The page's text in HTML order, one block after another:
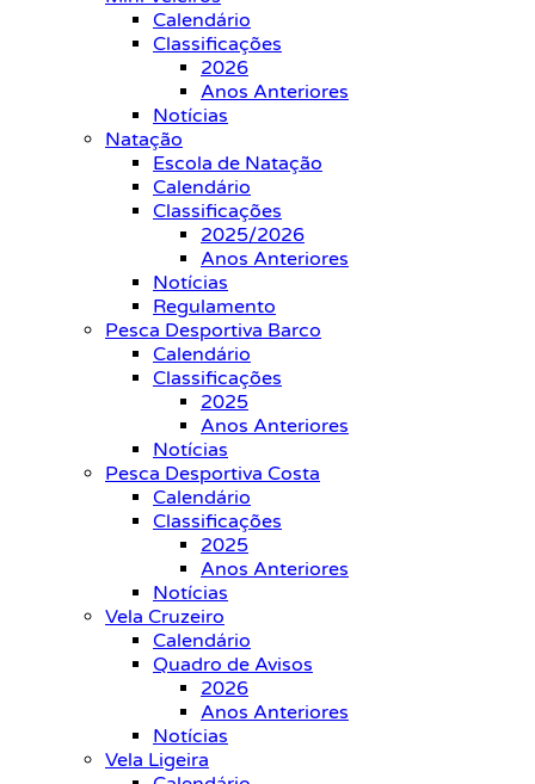
Calendário
Classificações
2026
Anos Anteriores
Notícias
Natação
Escola de Natação
Calendário
Classificações
2025/2026
Anos Anteriores
Notícias
Regulamento
Pesca Desportiva Barco
Calendário
Classificações
2025
Anos Anteriores
Notícias
Pesca Desportiva Costa
Calendário
Classificações
2025
Anos Anteriores
Notícias
Vela Cruzeiro
Calendário
Quadro de Avisos
2026
Anos Anteriores
Notícias
Vela Ligeira